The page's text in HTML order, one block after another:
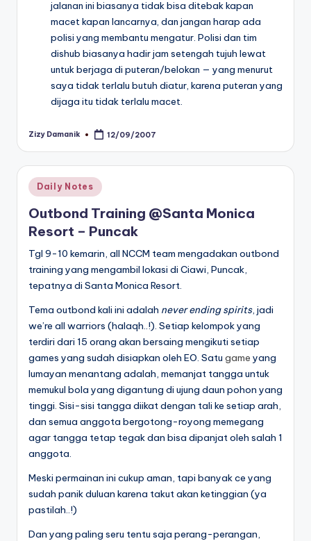
jalanan ini biasanya tidak bisa ditebak kapan
macet kapan lancarnya, dan jangan harap ada
polisi yang membantu mengatur. Polisi dan tim
dishub biasanya hadir jam setengah tujuh lewat
untuk berjaga di puteran/belokan — yang menurut
saya tidak terlalu butuh diatur, karena puteran yang
dijaga itu tidak terlalu macet.
Posted
Zizy Damanik 12/09/2007
Posted
in
Daily Notes
Outbond Training @Santa Monica
Resort – Puncak
Tgl 9-10 kemarin, all NCCM team mengadakan outbond
training yang mengambil lokasi di Ciawi, Puncak,
tepatnya di Santa Monica Resort.
Tema outbond kali ini adalah never ending spirits, jadi
we’re all warriors (halaqh..!). Setiap kelompok yang
terdiri dari 15 orang akan bersaing mengikuti setiap
games yang sudah disiapkan oleh EO. Satu game yang
lumayan menantang adalah, memanjat tangga untuk
memukul bola yang digantung di ujung daun pohon yang
tinggi. Sisi-sisi tangga diikat dengan tali ke setiap arah,
dan semua anggota bergotong-royong memegang
agar tangga tetap tegak dan bisa dipanjat oleh salah 1
anggota.
Meski permainan ini cukup aman, tapi banyak ce yang
sudah panik duluan karena takut akan ketinggian (ya
pastilah..!)
Dan yang paling seru tentu saja perang-perangan,